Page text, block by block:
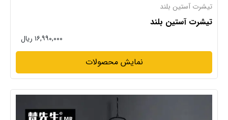
تیشرت آستین بلند
تیشرت آستین بلند
۱۶,۹۹۰,۰۰۰ ریال
نمایش محصولات